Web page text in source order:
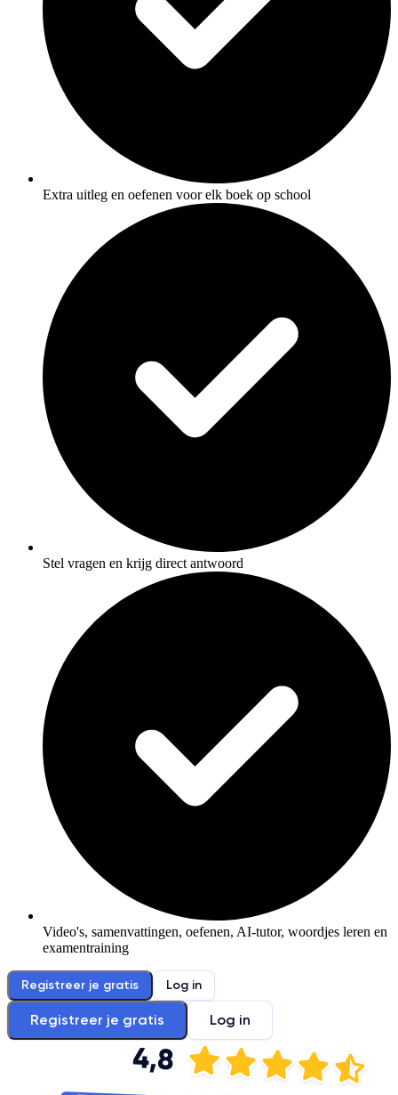
Extra uitleg en oefenen voor elk boek op school
Stel vragen en krijg direct antwoord
Video's, samenvattingen, oefenen, AI-tutor, woordjes leren en
examentraining
Registreer je gratis Log in
Registreer je gratis Log in